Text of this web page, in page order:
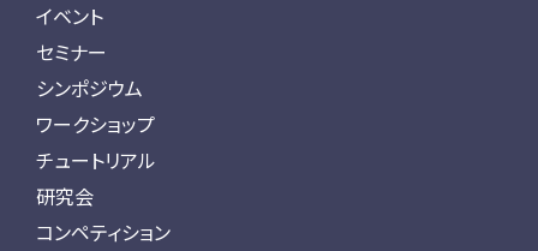
イベント
セミナー
シンポジウム
ワークショップ
チュートリアル
研究会
コンペティション